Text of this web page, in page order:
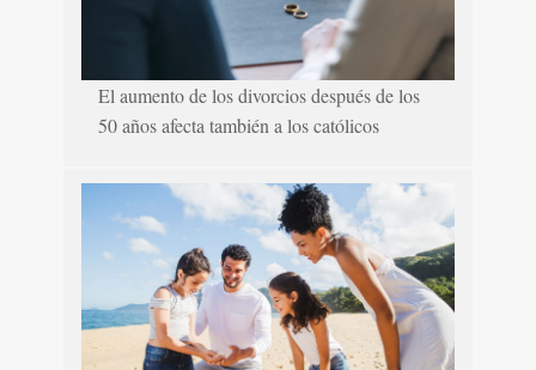
El aumento de los divorcios después de los
50 años afecta también a los católicos